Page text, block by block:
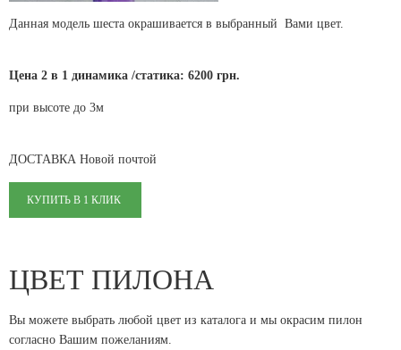
Данная модель шеста окрашивается в выбранный Вами цвет.
Цена 2 в 1 динамика /статика: 6200 грн.
при высоте до 3м
ДОСТАВКА Новой почтой
КУПИТЬ В 1 КЛИК
ЦВЕТ ПИЛОНА
Вы можете выбрать любой цвет из каталога и мы окрасим пилон
согласно Вашим пожеланиям.